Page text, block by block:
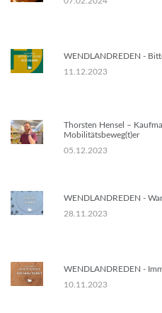
WENDLANDREDEN -
11.12.2023
Thorsten Hensel –
Mobilitätsbeweg(t)er
05.12.2023
WENDLANDREDEN -
28.11.2023
WENDLANDREDEN -
10.11.2023